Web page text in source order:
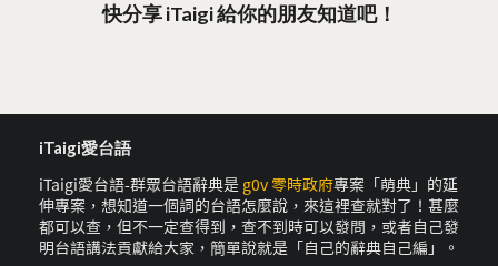
快分享 iTaigi 給你的朋友知道吧！
iTaigi愛台語
iTaigi愛台語-群眾台語辭典是 g0v 零時政府專案「萌典」的延
伸專案，想知道一個詞的台語怎麼說，來這裡查就對了！甚麼
都可以查，但不一定查得到，查不到時可以發問，或者自己發
明台語講法貢獻給大家，簡單說就是「自己的辭典自己編」。